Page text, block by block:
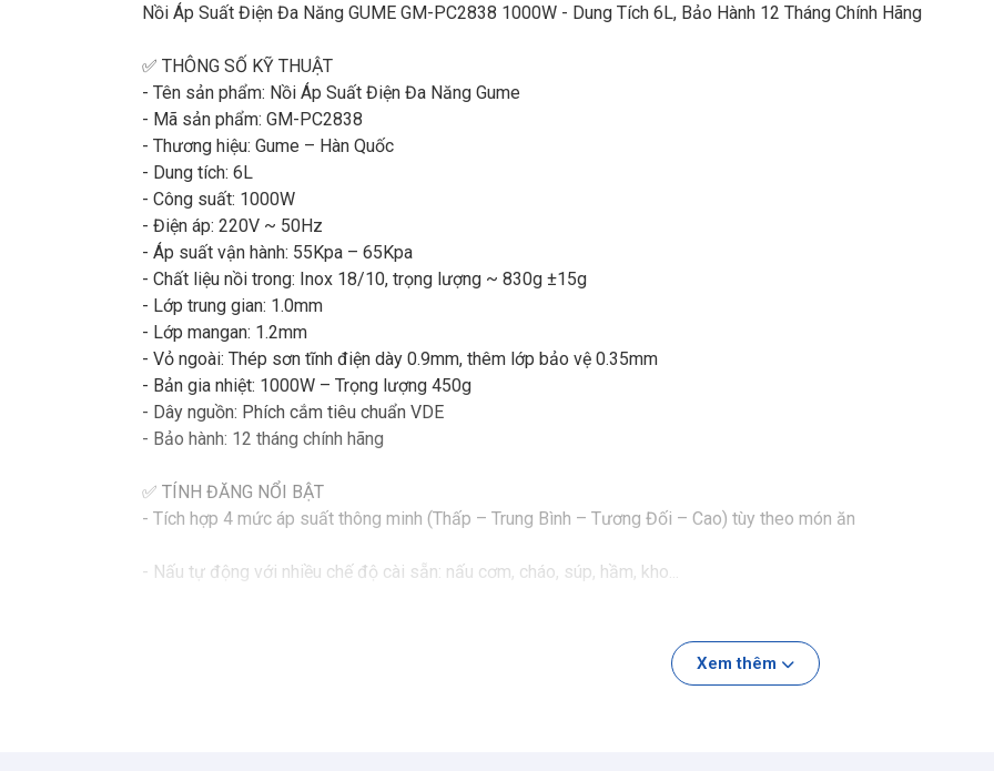
Nồi Áp Suất Điện Đa Năng GUME GM-PC2838 1000W - Dung Tích 6L, Bảo Hành 12 Tháng Chính Hãng
✅ THÔNG SỐ KỸ THUẬT
- Tên sản phẩm: Nồi Áp Suất Điện Đa Năng Gume
- Mã sản phẩm: GM-PC2838
- Thương hiệu: Gume – Hàn Quốc
- Dung tích: 6L
- Công suất: 1000W
- Điện áp: 220V ~ 50Hz
- Áp suất vận hành: 55Kpa – 65Kpa
- Chất liệu nồi trong: Inox 18/10, trọng lượng ~ 830g ±15g
- Lớp trung gian: 1.0mm
- Lớp mangan: 1.2mm
- Vỏ ngoài: Thép sơn tĩnh điện dày 0.9mm, thêm lớp bảo vệ 0.35mm
- Bản gia nhiệt: 1000W – Trọng lượng 450g
- Dây nguồn: Phích cắm tiêu chuẩn VDE
- Bảo hành: 12 tháng chính hãng
✅ TÍNH ĐĂNG NỔI BẬT
- Tích hợp 4 mức áp suất thông minh (Thấp – Trung Bình – Tương Đối – Cao) tùy theo món ăn
- Nấu tự động với nhiều chế độ cài sẵn: nấu cơm, cháo, súp, hầm, kho...
Xem thêm